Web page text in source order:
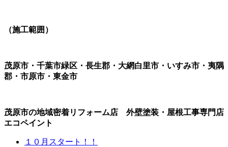
（施工範囲）
茂原市・千葉市緑区・長生郡・大網白里市・いすみ市・夷隅
郡・市原市・東金市
茂原市の地域密着リフォーム店 外壁塗装・屋根工事専門店
エコペイント
１０月スタート！！